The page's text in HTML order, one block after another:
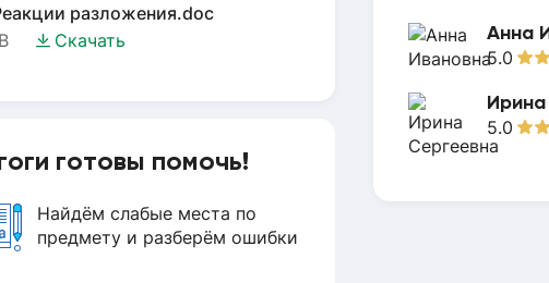
Анна
5.0
5.0
Реакции разложения.doc
Скачать
готовы помочь!
Найдём слабые места по
предмету и разберём ошибки